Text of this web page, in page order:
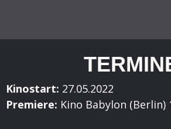
Kinostart: 27.05.2022
Premiere: Kino Babylon (Berlin)